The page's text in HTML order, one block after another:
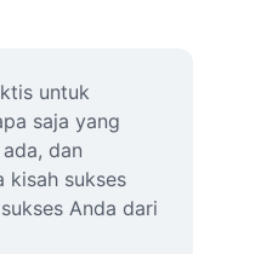
untuk
saja yang
dan
kisah sukses
Anda dari